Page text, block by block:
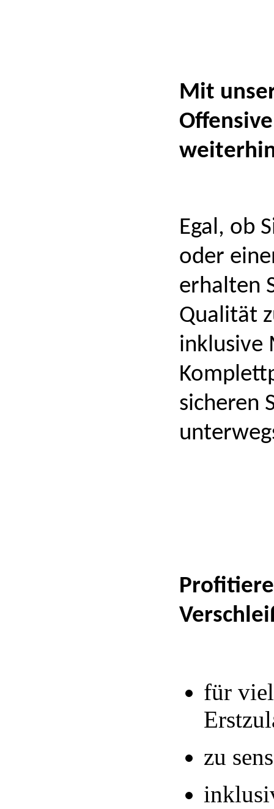
Mit
Egal, ob
oder
erhalten
Qualität
inklusive
sicheren
für
zu